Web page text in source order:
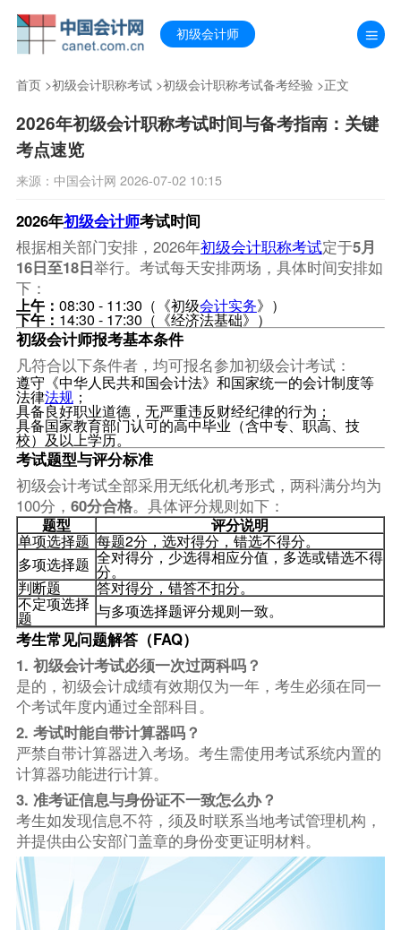
初级会计师
首页>初级会计职称考试>初级会计职称考试备考经验>正文
2026年初级会计职称考试时间与备考指南：关键
考点速览
来源：中国会计网 2026-07-02 10:15
2026年初级会计师考试时间
根据相关部门安排，2026年初级会计职称考试定于5月
16日至18日举行。考试每天安排两场，具体时间安排如
下：
上午： 08:30 - 11:30（《初级会计实务》）
下午： 14:30 - 17:30（《经济法基础》）
初级会计师报考基本条件
凡符合以下条件者，均可报名参加初级会计考试：
遵守《中华人民共和国会计法》和国家统一的会计制度等
法律法规；
具备良好职业道德，无严重违反财经纪律的行为；
具备国家教育部门认可的高中毕业（含中专、职高、技
校）及以上学历。
考试题型与评分标准
初级会计考试全部采用无纸化机考形式，两科满分均为
100分， 60分合格。具体评分规则如下：
题型 评分说明
单项选择题 每题2分，选对得分，错选不得分。
多项选择题 全对得分，少选得相应分值，多选或错选不得
分。
判断题 答对得分，错答不扣分。
不定项选择
题 与多项选择题评分规则一致。
考生常见问题解答（FAQ）
1. 初级会计考试必须一次过两科吗？
是的，初级会计成绩有效期仅为一年，考生必须在同一
个考试年度内通过全部科目。
2. 考试时能自带计算器吗？
严禁自带计算器进入考场。考生需使用考试系统内置的
计算器功能进行计算。
3. 准考证信息与身份证不一致怎么办？
考生如发现信息不符，须及时联系当地考试管理机构，
并提供由公安部门盖章的身份变更证明材料。